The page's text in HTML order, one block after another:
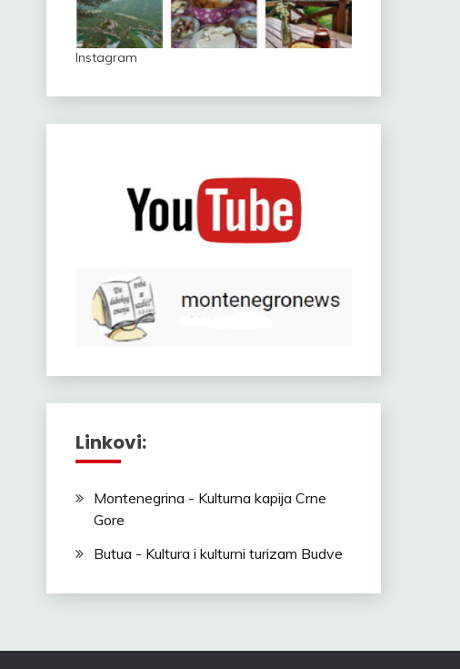
Instagram
Linkovi:
Montenegrina - Kulturna kapija Crne
Gore
Butua - Kultura i kulturni turizam Budve